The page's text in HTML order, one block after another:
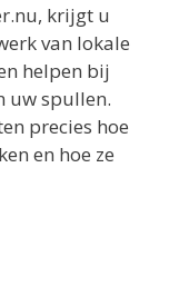
krijgt u
van lokale
helpen bij
uw spullen.
precies hoe
en hoe ze